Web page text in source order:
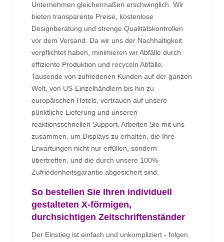
Unternehmen gleichermaßen erschwinglich. Wir
bieten transparente Preise, kostenlose
Designberatung und strenge Qualitätskontrollen
vor dem Versand. Da wir uns der Nachhaltigkeit
verpflichtet haben, minimieren wir Abfälle durch
effiziente Produktion und recyceln Abfälle.
Tausende von zufriedenen Kunden auf der ganzen
Welt, von US-Einzelhändlern bis hin zu
europäischen Hotels, vertrauen auf unsere
pünktliche Lieferung und unseren
reaktionsschnellen Support. Arbeiten Sie mit uns
zusammen, um Displays zu erhalten, die Ihre
Erwartungen nicht nur erfüllen, sondern
übertreffen, und die durch unsere 100%-
Zufriedenheitsgarantie abgesichert sind.
So bestellen Sie Ihren individuell
gestalteten X-förmigen,
durchsichtigen Zeitschriftenständer
Der Einstieg ist einfach und unkompliziert - folgen